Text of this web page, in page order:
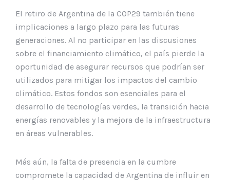
El retiro de Argentina de la COP29 también tiene
implicaciones a largo plazo para las futuras
generaciones. Al no participar en las discusiones
sobre el financiamiento climático, el país pierde la
oportunidad de asegurar recursos que podrían ser
utilizados para mitigar los impactos del cambio
climático. Estos fondos son esenciales para el
desarrollo de tecnologías verdes, la transición hacia
energías renovables y la mejora de la infraestructura
en áreas vulnerables.
Más aún, la falta de presencia en la cumbre
compromete la capacidad de Argentina de influir en